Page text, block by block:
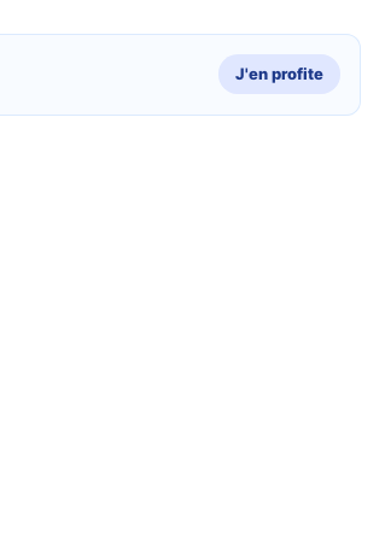
J'en profite